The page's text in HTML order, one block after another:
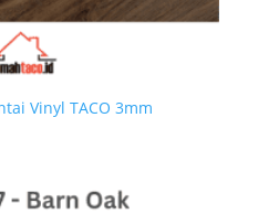
Vinyl TACO 3mm